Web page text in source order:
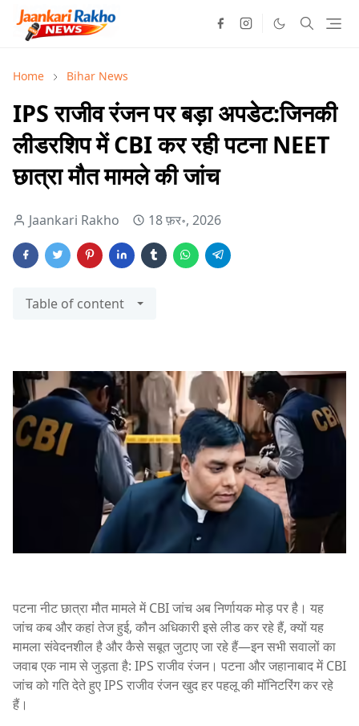
Home Bihar News
IPS राजीव रंजन पर बड़ा अपडेट:जिनकी
लीडरशिप में CBI कर रही पटना NEET
छात्रा मौत मामले की जांच
Jaankari Rakho 18 फ़र॰, 2026
Table of content
पटना नीट छात्रा मौत मामले में CBI जांच अब निर्णायक मोड़ पर है। यह
जांच कब और कहां तेज हुई, कौन अधिकारी इसे लीड कर रहे हैं, क्यों यह
मामला संवेदनशील है और कैसे सबूत जुटाए जा रहे हैं—इन सभी सवालों का
जवाब एक नाम से जुड़ता है: IPS राजीव रंजन। पटना और जहानाबाद में CBI
जांच को गति देते हुए IPS राजीव रंजन खुद हर पहलू की मॉनिटरिंग कर रहे
हैं।